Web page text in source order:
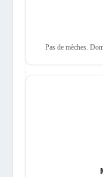
Pas de mèches.